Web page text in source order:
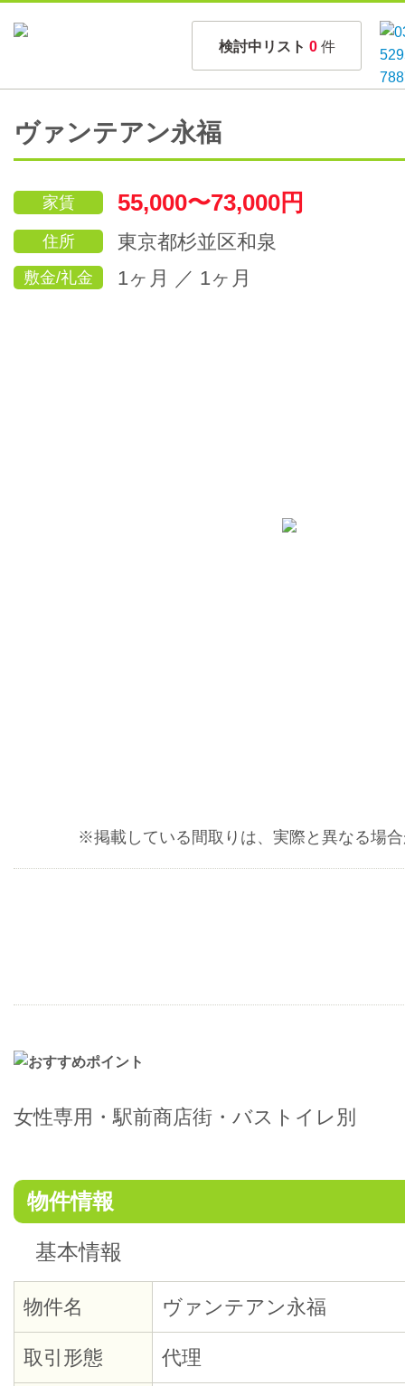
検討中リスト 0 件
ヴァンテアン永福
家賃 55,000〜73,000円
住所 東京都杉並区和泉
敷金/礼金 1ヶ月 ／ 1ヶ月
※掲載している間取りは、実際と異なる場
女性専用・駅前商店街・バストイレ別
物件情報
基本情報
物件名 ヴァンテアン永福
取引形態 代理